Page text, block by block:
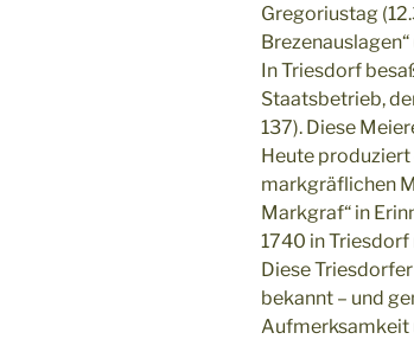
Gregoriustag
In Triesdorf
Staatsbetrieb,
137). Diese
Heute
markgräflichen
Markgraf“ in
1740 in
Diese
bekannt – und
Aufmerksamkeit